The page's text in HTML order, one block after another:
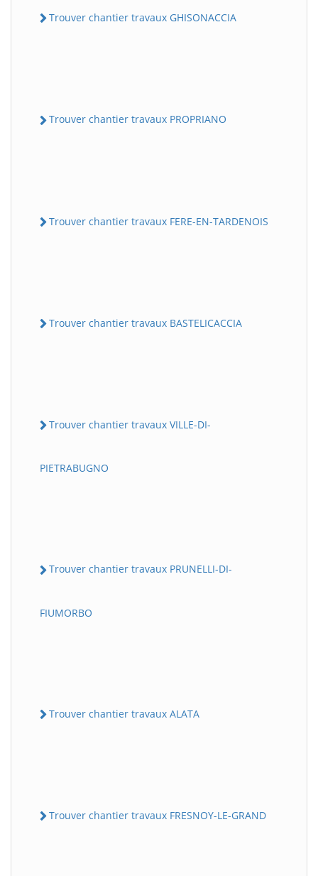
Trouver chantier travaux GHISONACCIA
Trouver chantier travaux PROPRIANO
Trouver chantier travaux FERE-EN-TARDENOIS
Trouver chantier travaux BASTELICACCIA
Trouver chantier travaux VILLE-DI-
PIETRABUGNO
Trouver chantier travaux PRUNELLI-DI-
FIUMORBO
Trouver chantier travaux ALATA
Trouver chantier travaux FRESNOY-LE-GRAND